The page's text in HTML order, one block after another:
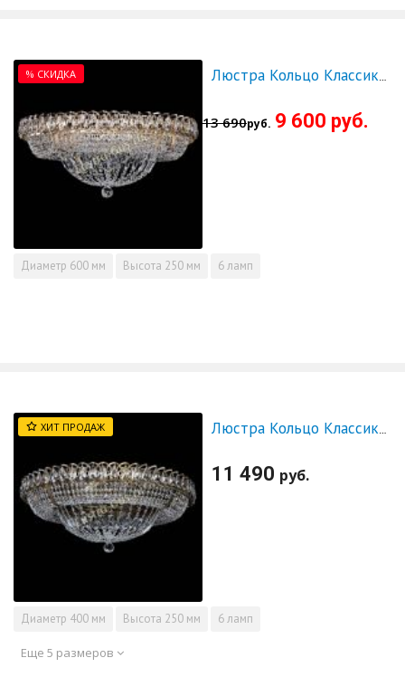
% СКИДКА
13 690руб. 9 600 руб.
Диаметр 600 мм Высота 250 мм 6 ламп
ХИТ ПРОДАЖ
11 490 руб.
Диаметр 400 мм Высота 250 мм 6 ламп
Еще 5 размеров